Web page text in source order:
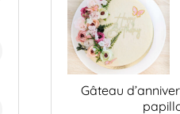
Gâteau